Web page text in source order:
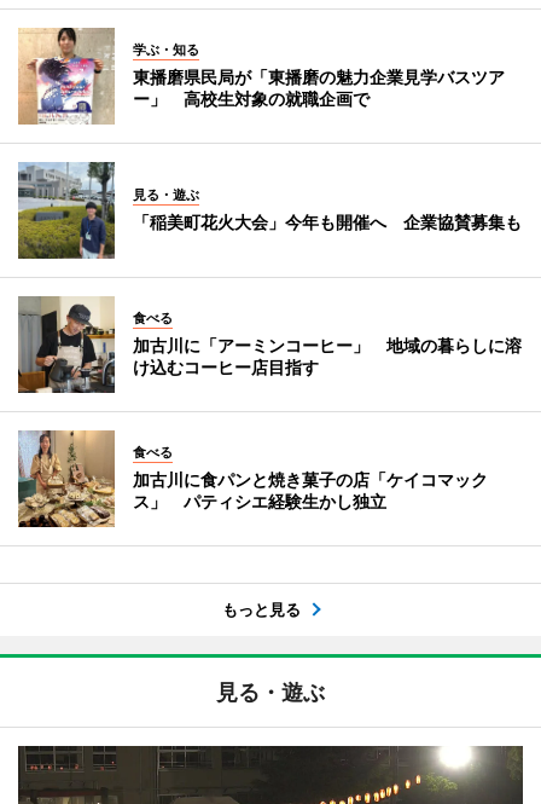
学ぶ・知る
東播磨県民局が「東播磨の魅力企業見学バスツア
ー」 高校生対象の就職企画で
見る・遊ぶ
「稲美町花火大会」今年も開催へ 企業協賛募集も
食べる
加古川に「アーミンコーヒー」 地域の暮らしに溶
け込むコーヒー店目指す
食べる
加古川に食パンと焼き菓子の店「ケイコマック
ス」 パティシエ経験生かし独立
もっと見る
見る・遊ぶ